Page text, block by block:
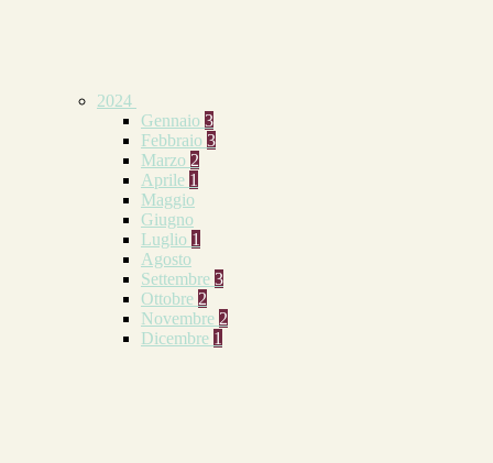
2024
Gennaio 3
Febbraio 3
Marzo 2
Aprile 1
Maggio
Giugno
Luglio 1
Agosto
Settembre 3
Ottobre 2
Novembre 2
Dicembre 1